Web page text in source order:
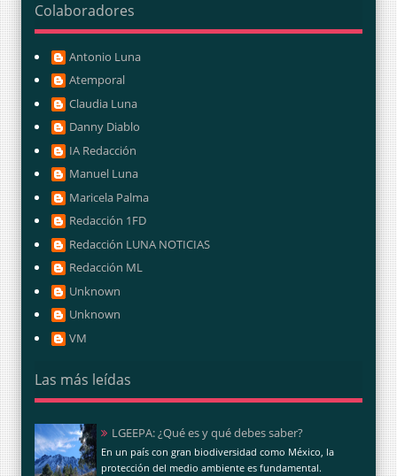
Colaboradores
Antonio Luna
Atemporal
Claudia Luna
Danny Diablo
IA Redacción
Manuel Luna
Maricela Palma
Redacción 1FD
Redacción LUNA NOTICIAS
Redacción ML
Unknown
Unknown
VM
Las más leídas
LGEEPA: ¿Qué es y qué debes saber?
En un país con gran biodiversidad como México, la
protección del medio ambiente es fundamental.